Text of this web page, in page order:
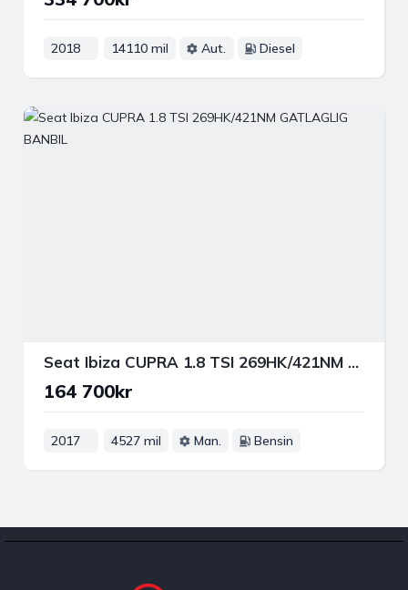
2018 14110 mil Aut. Diesel
Seat Ibiza CUPRA 1.8 TSI 269HK/421NM GATLAGLIG BANBIL
164 700kr
2017 4527 mil Man. Bensin